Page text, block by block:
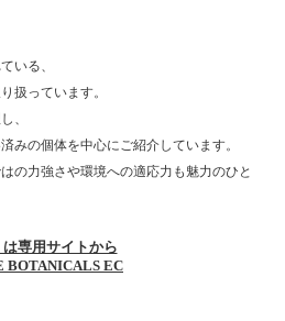
いる、
扱っています。
、
みの個体を中心にご紹介しています。
の力強さや環境への適応力も魅力のひと
専用サイトから
BOTANICALS EC